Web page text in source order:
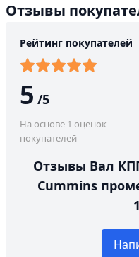
Отзывы
Рейтинг покупателей
5 /5
На основе 1 оценок
покупателей
Отзывы Вал
Cummins